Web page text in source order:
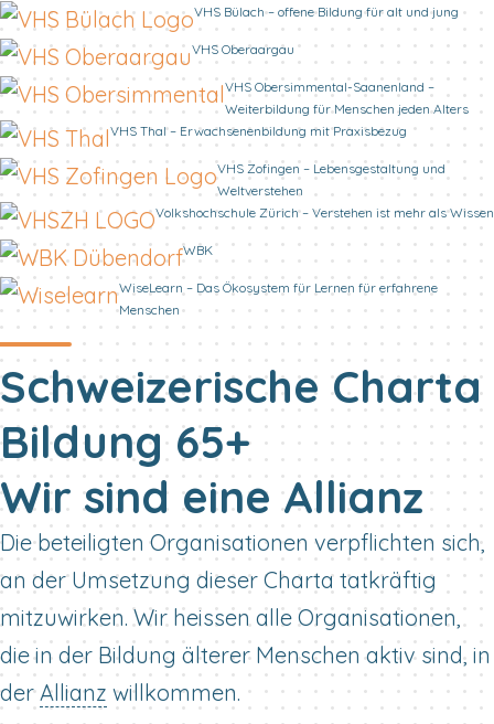
VHS Bülach – offene Bildung für alt und jung
VHS Oberaargau
VHS Obersimmental-Saanenland –
Weiterbildung für Menschen jeden Alters
VHS Thal – Erwachsenenbildung mit Praxisbezug
VHS Zofingen – Lebensgestaltung und
Weltverstehen
Volkshochschule Zürich – Verstehen ist mehr als Wissen
WBK
WiseLearn – Das Ökosystem für Lernen für erfahrene
Menschen
Schweizerische Charta
Bildung 65+
Wir sind eine Allianz
Die beteiligten Organisationen verpflichten sich,
an der Umsetzung dieser Charta tatkräftig
mitzuwirken. Wir heissen alle Organisationen,
die in der Bildung älterer Menschen aktiv sind, in
derAllianz willkommen.